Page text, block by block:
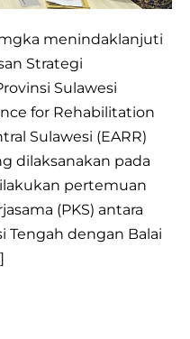
menindaklanjuti
Strategi
Sulawesi
for Rehabilitation
Sulawesi (EARR)
dilaksanakan pada
pertemuan
(PKS) antara
Tengah dengan Balai